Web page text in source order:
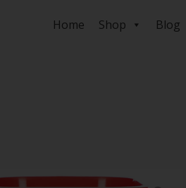
Home Shop Blog